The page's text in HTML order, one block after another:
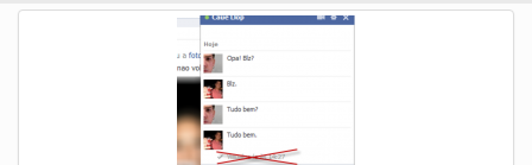
القطاع الخاص. المزيد والمزيد من الحكومات فرض رقابة على المواقع بحجة لسلامة
حظر المستخدمين من قبل على أساس أصلهم مع كتل GeoIP يطبق في كثير من
الأحيان، على سبيل المثال في المنابر الإعلامية مثل يوتيوب. مع أنونيموكس الخاص بك
تكون قادرة على تجاوز العديد من أنواع كتل من jelling إلى هوية ظاهري في بلد آخر مع
فقط بضع نقرات الماوس. أنونيموكس تمكنك من...-تصفح www مجهول-تغير زيارة
الخاص بك الملكية الفكرية العنوان (لأحد يوفرها لنا)-حظر/رقابة المواقع-يظهر تنشأ من
آخر البلد-حذف ملفات تعريف الارتباط، وإظهار الخاص بك الملكية الفكرية العامة، تغيير